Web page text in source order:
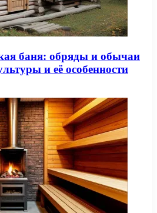
баня: обряды и обычаи
и её особенности